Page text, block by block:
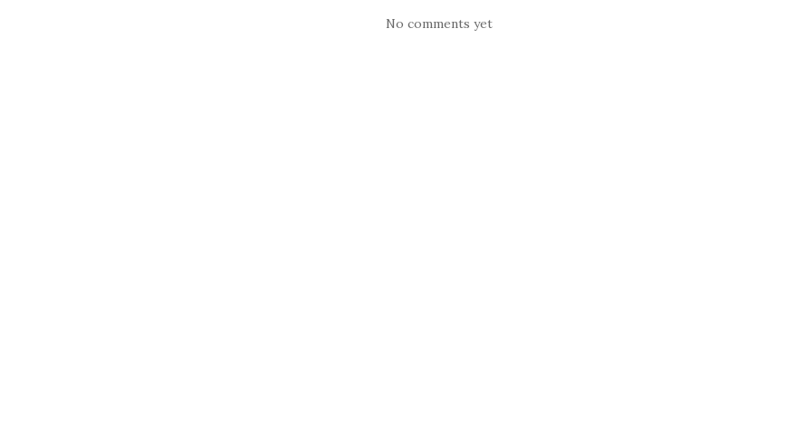
No comments yet